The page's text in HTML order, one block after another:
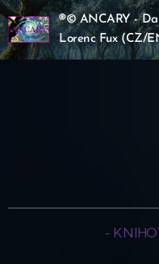
®© ANCARY -
Lorenc Fux (CZ/
-